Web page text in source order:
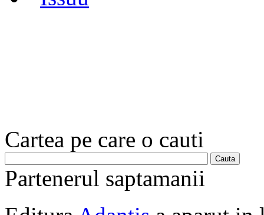
Cartea pe care o cauti
Partenerul saptamanii